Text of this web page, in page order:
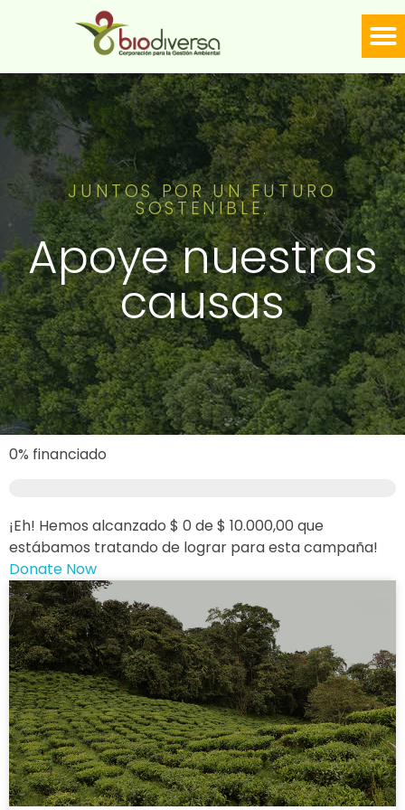
Biodiversa en linea
JUNTOS POR UN FUTURO
SOSTENIBLE.
Apoye nuestras
causas
0% financiado
¡Eh! Hemos alcanzado $ 0 de $ 10.000,00 que
estábamos tratando de lograr para esta campaña!
Donate Now